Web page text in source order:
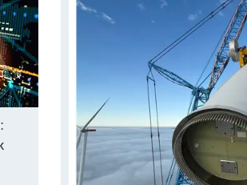
als